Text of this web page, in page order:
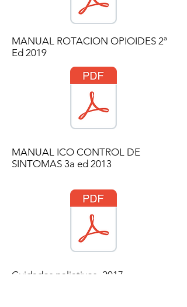
MANUAL ROTACION OPIOIDES 2ª
Ed 2019
MANUAL ICO CONTROL DE
SINTOMAS 3a ed 2013
Cuidados paliativos_2017